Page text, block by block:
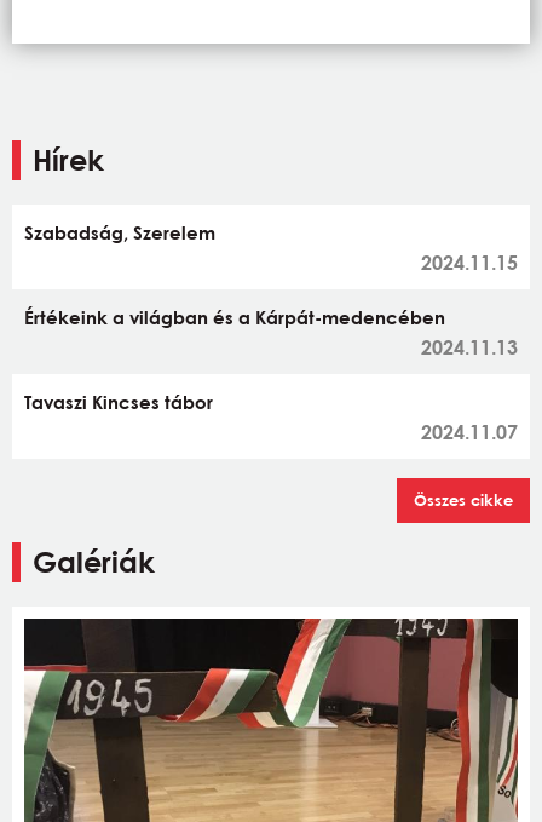
Hírek
Szabadság, Szerelem
2024.11.15
Értékeink a világban és a Kárpát-medencében
2024.11.13
Tavaszi Kincses tábor
2024.11.07
Összes cikke
Galériák